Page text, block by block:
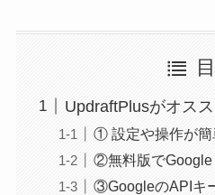
UpdraftPlusがオス
① 設定や操作が簡
②無料版でGoogle
③GoogleのAPIキ